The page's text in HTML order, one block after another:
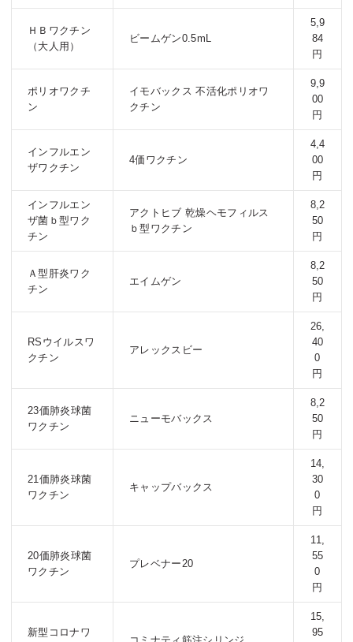
ＨＢワクチン
（大人用）
ビームゲン0.5mL
5,9
84
円
ポリオワクチ
ン
イモバックス 不活化ポリオワ
クチン
9,9
00
円
インフルエン
ザワクチン
4価ワクチン
4,4
00
円
インフルエン
ザ菌ｂ型ワク
チン
アクトヒブ 乾燥ヘモフィルス
ｂ型ワクチン
8,2
50
円
Ａ型肝炎ワク
チン
エイムゲン
8,2
50
円
RSウイルスワ
クチン
アレックスビー
26,
40
0
円
23価肺炎球菌
ワクチン
ニューモバックス
8,2
50
円
21価肺炎球菌
ワクチン
キャップバックス
14,
30
0
円
20価肺炎球菌
ワクチン
プレベナー20
11,
55
0
円
新型コロナワ
15,
95